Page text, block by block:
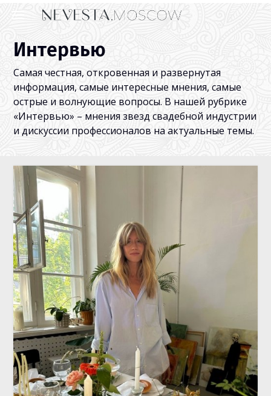
ИНТЕРВЬЮ
Декоратор Мария Белоконева: о